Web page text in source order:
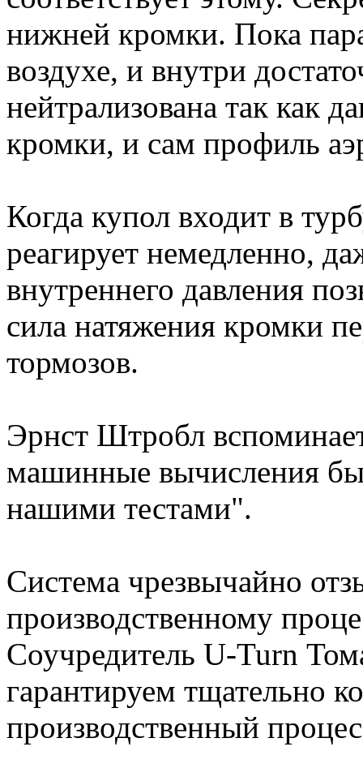
нижней кромки. Пока
воздухе, и внутри
нейтрализована так как
кромки, и сам профиль
Когда купол входит в
реагирует немедленно,
внутреннего давления
сила натяжения кромки
тормозов.
Эрнст Штробл
машинные вычисления
нашими тестами".
Система чрезвычайно
производственному
Соучредитель U-Turn
гарантируем тщательно
производственный